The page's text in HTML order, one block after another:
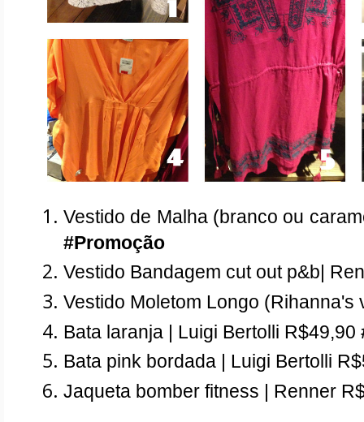
#Promoção
Vestido Bandagem cut out p&b|
Vestido Moletom Longo (Rihanna's
Bata laranja | Luigi Bertolli R$49,90
Bata pink bordada | Luigi Bertolli
Jaqueta bomber fitness | Renner